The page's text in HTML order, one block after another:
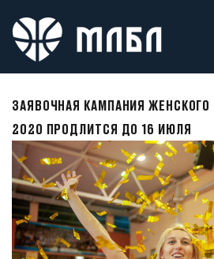
ЗАЯВОЧНАЯ КАМПАНИЯ
2020 ПРОДЛИТСЯ ДО 16 ИЮЛЯ